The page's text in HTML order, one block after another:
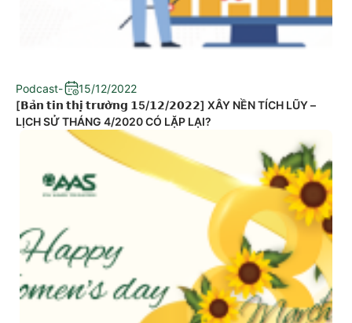
Podcast-
15/12/2022
[𝗕𝗮̉𝗻 𝘁𝗶𝗻 𝘁𝗵𝗶̣ 𝘁𝗿𝘂̛𝗼̛̀𝗻𝗴 𝟭5/𝟭𝟮/𝟮𝟬𝟮𝟮] XÂY NỀN TÍCH LŨY –
LỊCH SỬ THÁNG 4/2020 CÓ LẶP LẠI?